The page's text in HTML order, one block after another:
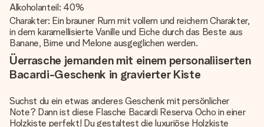
Alkoholanteil: 40%
Charakter: Ein brauner Rum mit vollem und reichem Charakter,
in dem karamellisierte Vanille und Eiche durch das Beste aus
Banane, Birne und Melone ausgeglichen werden.
Üerrasche jemanden mit einem personaliiserten
Bacardi-Geschenk in gravierter Kiste
Suchst du ein etwas anderes Geschenk mit persönlicher
Note? Dann ist diese Flasche Bacardi Reserva Ocho in einer
Holzkiste perfekt! Du gestaltest die luxuriöse Holzkiste